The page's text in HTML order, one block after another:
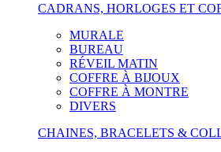
CADRANS, HORLOGES ET
MURALE
BUREAU
RÉVEIL MATIN
COFFRE À BIJOUX
COFFRE À MONTRE
DIVERS
CHAINES, BRACELETS &